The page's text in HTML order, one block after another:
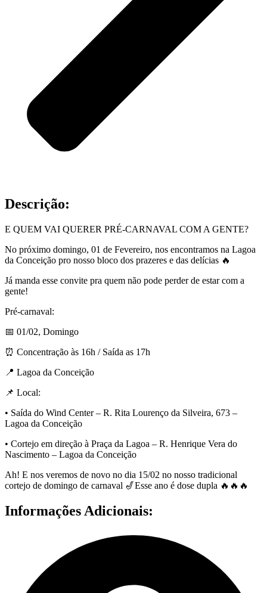
Descrição:
E QUEM VAI QUERER PRÉ-CARNAVAL COM A GENTE?
No próximo domingo, 01 de Fevereiro, nos encontramos na Lagoa
da Conceição pro nosso bloco dos prazeres e das delícias 🔥
Já manda esse convite pra quem não pode perder de estar com a
gente!
Pré-carnaval:
📅 01/02, Domingo
⏰ Concentração às 16h / Saída as 17h
📍 Lagoa da Conceição
📌 Local:
• Saída do Wind Center – R. Rita Lourenço da Silveira, 673 –
Lagoa da Conceição
• Cortejo em direção à Praça da Lagoa – R. Henrique Vera do
Nascimento – Lagoa da Conceição
Ah! E nos veremos de novo no dia 15/02 no nosso tradicional
cortejo de domingo de carnaval 🎷Esse ano é dose dupla 🔥🔥🔥
Informações Adicionais: